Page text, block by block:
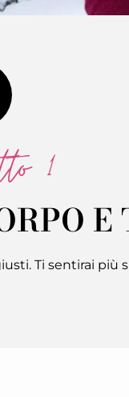
1
Ti sentirai più